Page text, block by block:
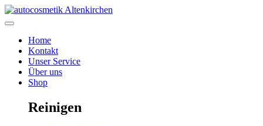
Zum
Inhalt
Home
Kontakt
Unser Service
Über uns
Shop
Reinigen